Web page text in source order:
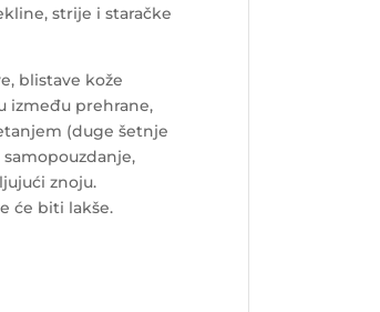
strije i staračke
blistave kože
između prehrane,
(duge šetnje
znoju.
će biti lakše.